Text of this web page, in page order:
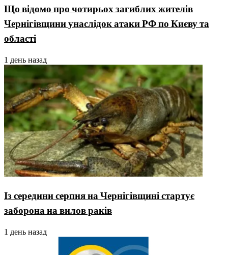
Що відомо про чотирьох загиблих жителів
Чернігівщини унаслідок атаки РФ по Києву та
області
1 день назад
Із середини серпня на Чернігівщині стартує
заборона на вилов раків
1 день назад